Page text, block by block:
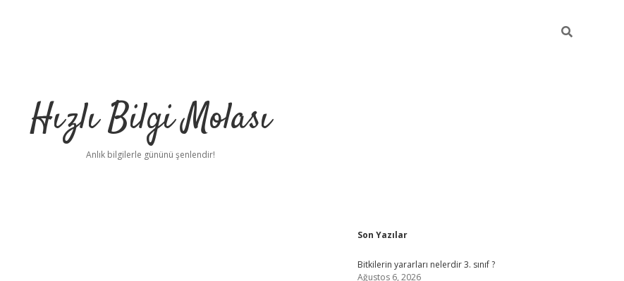
Hızlı Bilgi Molası
Anlık bilgilerle gününü şenlendir!
Sidebar
Son Yazılar
Bitkilerin yararları nelerdir 3. sınıf ?
Ağustos 6, 2026